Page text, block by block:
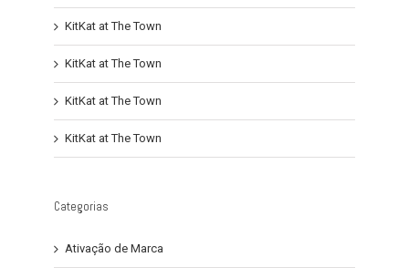
KitKat at The Town
KitKat at The Town
KitKat at The Town
KitKat at The Town
Categorias
Ativação de Marca